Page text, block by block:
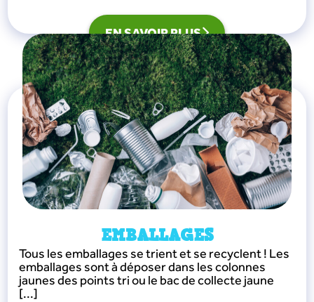
EN SAVOIR PLUS
EMBALLAGES
Tous les emballages se trient et se recyclent ! Les
emballages sont à déposer dans les colonnes
jaunes des points tri ou le bac de collecte jaune
[...]